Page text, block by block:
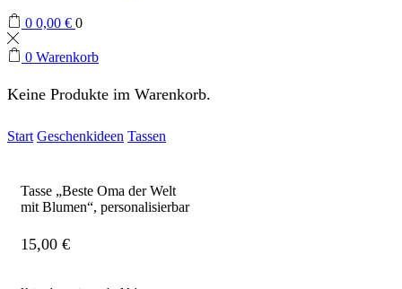
0 0,00 € 0
0 Warenkorb
Keine Produkte im Warenkorb.
Start Geschenkideen Tassen
Tasse „Beste Oma der Welt
mit Blumen“, personalisierbar
15,00 €